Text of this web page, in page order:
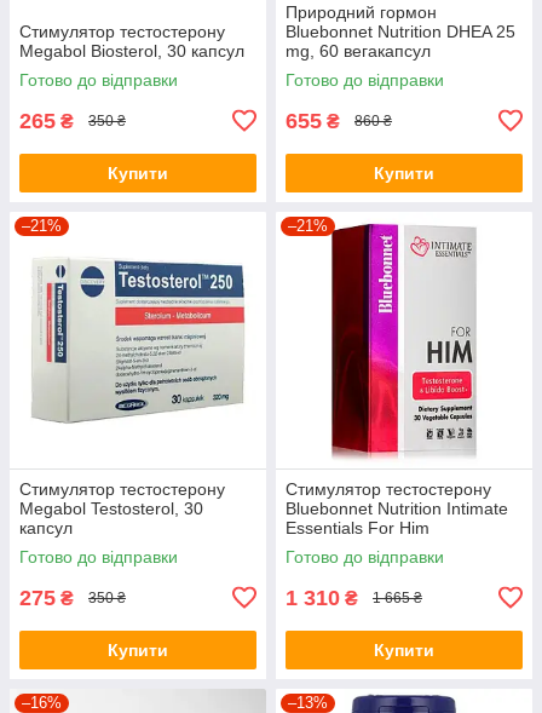
Стимулятор тестостерону
Megabol Biosterol, 30 капсул
Готово до відправки
265 ₴ 350 ₴
Купити
Природний гормон
Bluebonnet Nutrition DHEA 25
mg, 60 вегакапсул
оптимізація гормональних
рівнів
Готово до відправки
655 ₴ 860 ₴
Купити
–21%
Стимулятор тестостерону
Megabol Testosterol, 30
капсул
Готово до відправки
275 ₴ 350 ₴
Купити
–21%
Стимулятор тестостерону
Bluebonnet Nutrition Intimate
Essentials For Him
Testosterone and Libido Boost,
30 вегакапсул
Готово до відправки
1 310 ₴ 1 665 ₴
Купити
–16% –13%